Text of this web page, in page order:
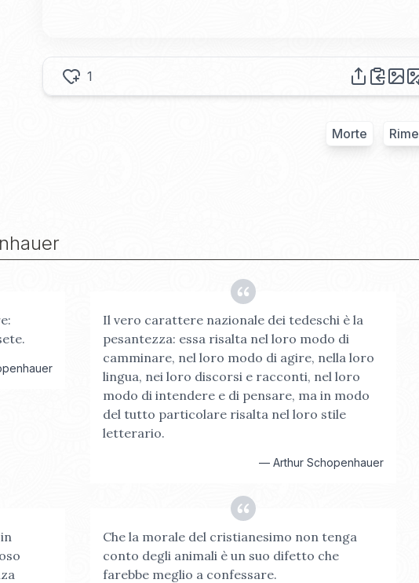
1
Morte
Il vero carattere nazionale dei tedeschi è la
pesantezza: essa risalta nel loro modo di
camminare, nel loro modo di agire, nella loro
lingua, nei loro discorsi e racconti, nel loro
modo di intendere e di pensare, ma in modo
del tutto particolare risalta nel loro stile
letterario.
— Arthur Schopenhauer
Che la morale del cristianesimo non tenga
conto degli animali è un suo difetto che
farebbe meglio a confessare.